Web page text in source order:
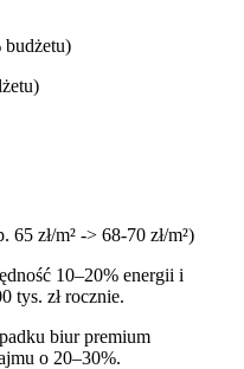
budżetu)
65 zł/m² -> 68-70 zł/m²)
10–20% energii i
tys. zł rocznie.
biur premium
o 20–30%.